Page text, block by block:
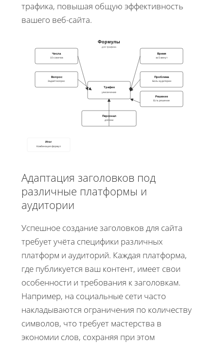
трафика, повышая общую эффективность
вашего веб-сайта.
Формулы
для трафика
Числа
10 советов
Время
за 5 минут
Вопрос
Задаёт вопрос
Проблема
Боль аудитории
Решение
Есть решение
Персонал
для вас
Трафик
увеличение
Итог
Комбинация формул
Адаптация заголовков под
различные платформы и
аудитории
Успешное создание заголовков для сайта
требует учёта специфики различных
платформ и аудиторий. Каждая платформа,
где публикуется ваш контент, имеет свои
особенности и требования к заголовкам.
Например, на социальные сети часто
накладываются ограничения по количеству
символов, что требует мастерства в
экономии слов, сохраняя при этом